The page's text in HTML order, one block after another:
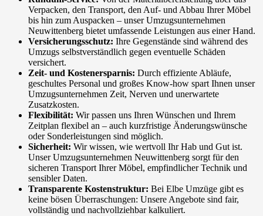
Verpacken, den Transport, den Auf- und Abbau Ihrer Möbel
bis hin zum Auspacken – unser Umzugsunternehmen
Neuwittenberg bietet umfassende Leistungen aus einer Hand.
Versicherungsschutz: Ihre Gegenstände sind während des
Umzugs selbstverständlich gegen eventuelle Schäden
versichert.
Zeit- und Kostenersparnis: Durch effiziente Abläufe,
geschultes Personal und großes Know-how spart Ihnen unser
Umzugsunternehmen Zeit, Nerven und unerwartete
Zusatzkosten.
Flexibilität: Wir passen uns Ihren Wünschen und Ihrem
Zeitplan flexibel an – auch kurzfristige Änderungswünsche
oder Sonderleistungen sind möglich.
Sicherheit: Wir wissen, wie wertvoll Ihr Hab und Gut ist.
Unser Umzugsunternehmen Neuwittenberg sorgt für den
sicheren Transport Ihrer Möbel, empfindlicher Technik und
sensibler Daten.
Transparente Kostenstruktur: Bei Elbe Umzüge gibt es
keine bösen Überraschungen: Unsere Angebote sind fair,
vollständig und nachvollziehbar kalkuliert.